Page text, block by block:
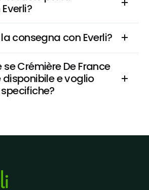
consegna con Everli?
Crémière De France
disponibile e voglio